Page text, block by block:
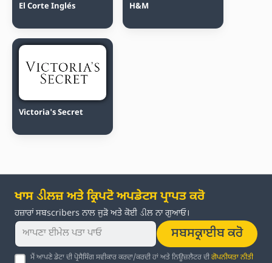
El Corte Inglés H&M
Victoria's Secret
ਖਾਸ ડીਲਜ਼ ਅਤੇ ਕ੍ਰਿਪਟੋ ਅਪਡੇਟਸ ਪ੍ਰਾਪਤ ਕਰੋ
ਹਜ਼ਾਰਾਂ ਸਬscribers ਨਾਲ ਜੁੜੋ ਅਤੇ ਕੋਈ ડીਲ ਨਾ ਗੁਆਓ।
ਸਬਸਕ੍ਰਾਈਬ ਕਰੋ
ਮੈਂ ਆਪਣੇ ਡੇਟਾ ਦੀ ਪ੍ਰੋਸੈਸਿੰਗ ਸਵੀਕਾਰ ਕਰਦਾ/ਕਰਦੀ ਹਾਂ ਅਤੇ ਨਿਊਜ਼ਲੈਟਰ ਦੀਗੋਪਨੀਯਤਾ ਨੀਤੀ